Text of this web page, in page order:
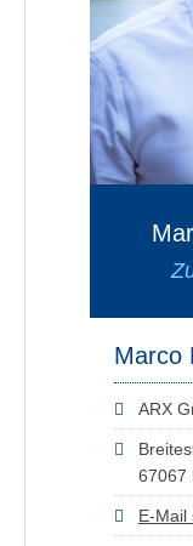
Marco
ARX
67067
E-Mail